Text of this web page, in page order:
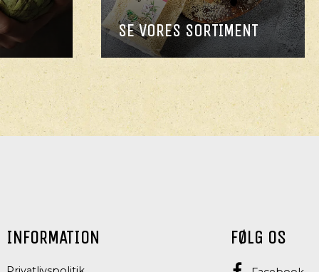
SE VORES SORTIMENT
INFORMATION FØLG OS